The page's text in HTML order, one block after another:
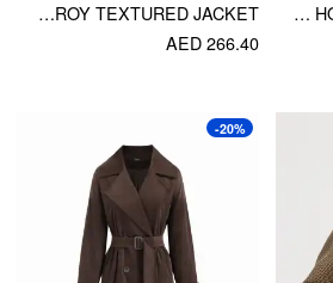
WOOL-LOOK TWO TONE HOUNDSTOOTH BLAZER
ZIP THROUGH METAL DETAIL CORDUROY TEXTURED JACKET
AED 266.40
-20%